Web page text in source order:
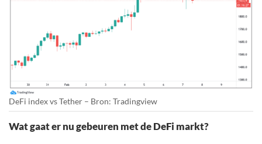
DeFi index vs Tether – Bron: Tradingview
Wat gaat er nu gebeuren met de DeFi markt?